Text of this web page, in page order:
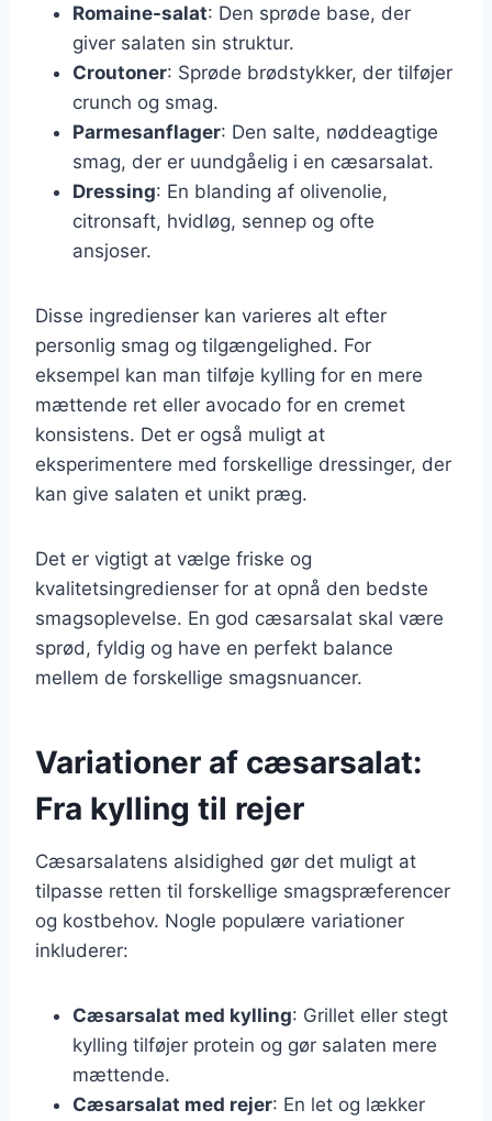
Romaine-salat: Den sprøde base, der
giver salaten sin struktur.
Croutoner: Sprøde brødstykker, der tilføjer
crunch og smag.
Parmesanflager: Den salte, nøddeagtige
smag, der er uundgåelig i en cæsarsalat.
Dressing: En blanding af olivenolie,
citronsaft, hvidløg, sennep og ofte
ansjoser.
Disse ingredienser kan varieres alt efter
personlig smag og tilgængelighed. For
eksempel kan man tilføje kylling for en mere
mættende ret eller avocado for en cremet
konsistens. Det er også muligt at
eksperimentere med forskellige dressinger, der
kan give salaten et unikt præg.
Det er vigtigt at vælge friske og
kvalitetsingredienser for at opnå den bedste
smagsoplevelse. En god cæsarsalat skal være
sprød, fyldig og have en perfekt balance
mellem de forskellige smagsnuancer.
Variationer af cæsarsalat:
Fra kylling til rejer
Cæsarsalatens alsidighed gør det muligt at
tilpasse retten til forskellige smagspræferencer
og kostbehov. Nogle populære variationer
inkluderer:
Cæsarsalat med kylling: Grillet eller stegt
kylling tilføjer protein og gør salaten mere
mættende.
Cæsarsalat med rejer: En let og lækker